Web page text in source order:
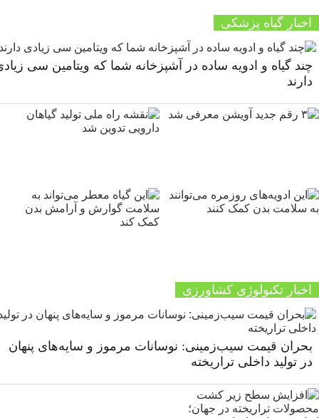
اخبار گیاه پزشکی
چند گیاه و ادویه ساده در آشپزخانه شما که ویتامین سی
دارند
اخبار تکنولوژی کشاورزی
بحران قیمت سیب‌زمینی: نوسانات مرموز و سایه‌های پنهان
در تولید داخلی تراریخته